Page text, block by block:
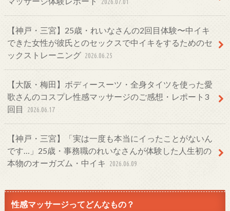
【神戸・三宮】25歳・れいなさんの2回目体験〜中イキ
できた女性が彼氏とのセックスで中イキをするためのセ
ックストレーニング 2026.06.25
【大阪・梅田】ボディースーツ・全身タイツを使った愛
歌さんのコスプレ性感マッサージのご感想・レポート3
回目
2026.06.17
【神戸・三宮】「実は一度も本当にイったことがないん
です…」25歳・事務職のれいなさんが体験した人生初の
本物のオーガズム・中イキ
2026.06.09
性感マッサージってどんなもの？